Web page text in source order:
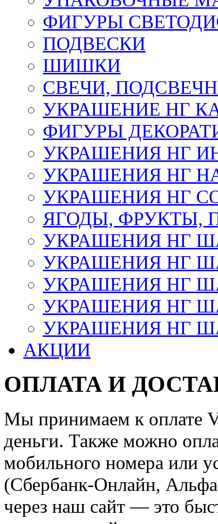
ФИГУРЫ
ПОДВЕСКИ
ШИШКИ
СВЕЧИ,
УКРАШЕНИЕ НГ
ФИГУРЫ
УКРАШЕНИЯ НГ
УКРАШЕНИЯ НГ
УКРАШЕНИЯ НГ
ЯГОДЫ, ФРУКТЫ,
УКРАШЕНИЯ НГ
УКРАШЕНИЯ НГ
УКРАШЕНИЯ НГ
УКРАШЕНИЯ НГ
УКРАШЕНИЯ НГ
АКЦИИ
ОПЛАТА И
Мы принимаем к оплате
деньги. Также можно
мобильного номера или
(Сбербанк-Онлайн,
через наш сайт — это